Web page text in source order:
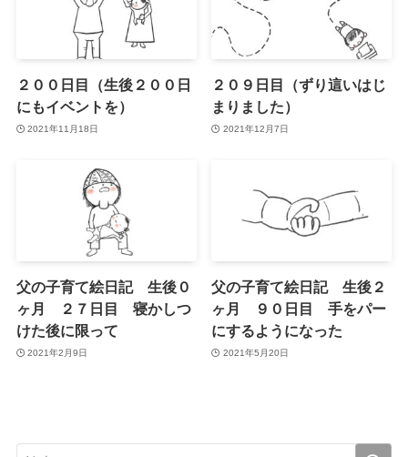
２００日目（生後２００日
にもイベントを）
2021年11月18日
２０９日目（ずり這いはじ
まりました）
2021年12月7日
父の子育て絵日記 生後０
ヶ月 ２７日目 寝かしつ
けた後に限って
2021年2月9日
父の子育て絵日記 生後２
ヶ月 ９０日目 手をパー
にするようになった
2021年5月20日